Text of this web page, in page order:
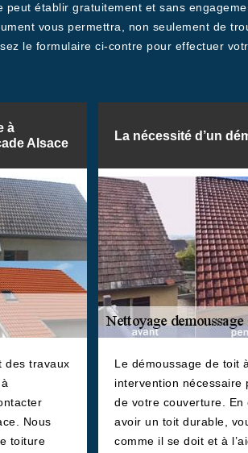
établir gratuitement et sans
vous permettra, non seulement de
le formulaire ci-contre pour effectuer
à
Alsace
des travaux
Nous
toiture
La nécessité d’un
Le démoussage de toit
intervention nécessaire
de votre couverture.
avoir un toit durable,
comme il se doit et à